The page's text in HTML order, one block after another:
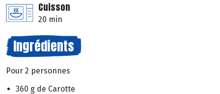
Cuisson
20 min
Ingrédients
Pour 2 personnes
360 g de Carotte